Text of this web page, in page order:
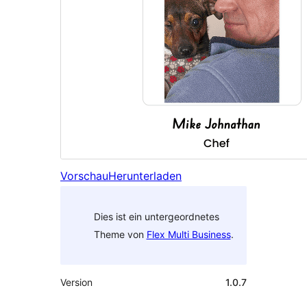
VorschauHerunterladen
Dies ist ein untergeordnetes
Theme von Flex Multi Business.
Version
1.0.7